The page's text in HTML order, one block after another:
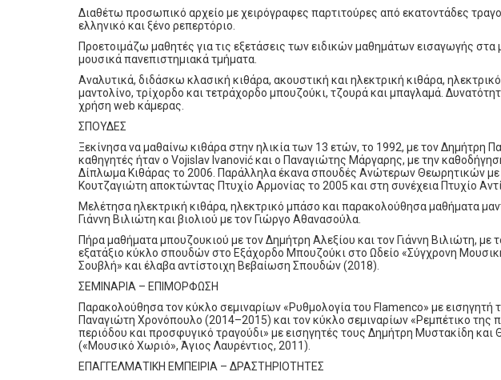
Διαθέτω προσωπικό αρχείο με χειρόγραφες παρτιτούρες από εκατοντάδες
ελληνικό και ξένο ρεπερτόριο.
Προετοιμάζω μαθητές για τις εξετάσεις των ειδικών μαθημάτων εισαγωγής στα
μουσικά πανεπιστημιακά τμήματα.
Αναλυτικά, διδάσκω κλασική κιθάρα, ακουστική και ηλεκτρική κιθάρα,
μαντολίνο, τρίχορδο και τετράχορδο μπουζούκι, τζουρά και μπαγλαμά.
χρήση web κάμερας.
ΣΠΟΥΔΕΣ
Ξεκίνησα να μαθαίνω κιθάρα στην ηλικία των 13 ετών, το 1992, με τον Δημήτρη
καθηγητές ήταν ο Vojislav Ivanović και ο Παναγιώτης Μάργαρης, με την
Δίπλωμα Κιθάρας το 2006. Παράλληλα έκανα σπουδές Ανώτερων Θεωρητικών
Κουτζαγιώτη αποκτώντας Πτυχίο Αρμονίας το 2005 και στη συνέχεια Πτυχίο
Μελέτησα ηλεκτρική κιθάρα, ηλεκτρικό μπάσο και παρακολούθησα μαθήματα
Γιάννη Βιλιώτη και βιολιού με τον Γιώργο Αθανασούλα.
Πήρα μαθήματα μπουζουκιού με τον Δημήτρη Αλεξίου και τον Γιάννη Βιλιώτη,
εξατάξιο κύκλο σπουδών στο Εξάχορδο Μπουζούκι στο Ωδείο «Σύγχρονη
Σουβλή» και έλαβα αντίστοιχη Βεβαίωση Σπουδών (2018).
ΣΕΜΙΝΑΡΙΑ – ΕΠΙΜΟΡΦΩΣΗ
Παρακολούθησα τον κύκλο σεμιναρίων «Ρυθμολογία του Flamenco» με εισηγητή
Παναγιώτη Χρονόπουλο (2014–2015) και τον κύκλο σεμιναρίων «Ρεμπέτικο της
περιόδου και προσφυγικό τραγούδι» με εισηγητές τους Δημήτρη Μυστακίδη
(«Μουσικό Χωριό», Άγιος Λαυρέντιος, 2011).
ΕΠΑΓΓΕΛΜΑΤΙΚΗ ΕΜΠΕΙΡΙΑ – ΔΡΑΣΤΗΡΙΟΤΗΤΕΣ